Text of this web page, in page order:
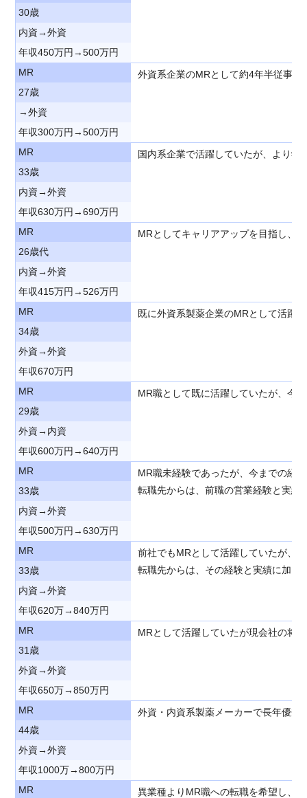
30歳
内資→外資
年収450万円→500万円
MR
外資系企業のMRとして約4年半従事
27歳
→外資
年収300万円→500万円
MR
国内系企業で活躍していたが、より
33歳
内資→外資
年収630万円→690万円
MR
MRとしてキャリアアップを目指し、
26歳代
内資→外資
年収415万円→526万円
MR
既に外資系製薬企業のMRとして活躍
34歳
外資→外資
年収670万円
MR
MR職として既に活躍していたが、今
29歳
外資→内資
年収600万円→640万円
MR
MR職未経験であったが、今までの経
転職先からは、前職の営業経験と実績
33歳
内資→外資
年収500万円→630万円
MR
前社でもMRとして活躍していたが、
転職先からは、その経験と実績に加え
33歳
内資→外資
年収620万→840万円
MR
MRとして活躍していたが現会社の将
31歳
外資→外資
年収650万→850万円
MR
外資・内資系製薬メーカーで長年優秀
44歳
外資→外資
年収1000万→800万円
MR
異業種よりMR職への転職を希望し、